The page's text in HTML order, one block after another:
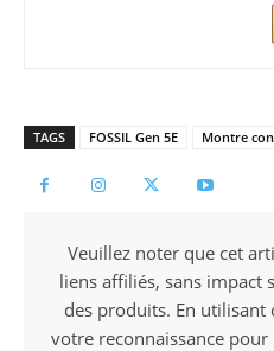
TAGS FOSSIL Gen 5E Montre
Veuillez noter que cet
liens affiliés, sans impact
des produits. En utilisant
votre reconnaissance